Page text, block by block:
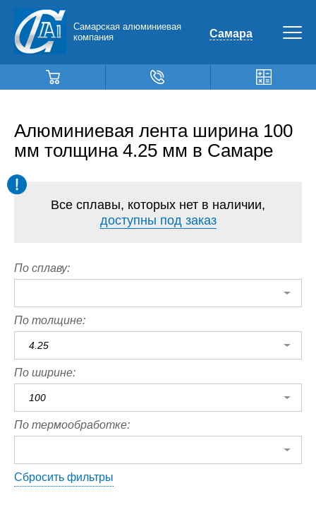
Самарская алюминиевая
компания
Самара
Алюминиевая лента ширина 100
мм толщина 4.25 мм в Самаре
Все сплавы, которых нет в наличии,
доступны под заказ
По сплаву:
По толщине:
4.25
По ширине:
100
По термообработке:
Сбросить фильтры